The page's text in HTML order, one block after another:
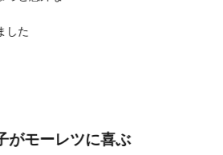
した
がモーレツに喜ぶ